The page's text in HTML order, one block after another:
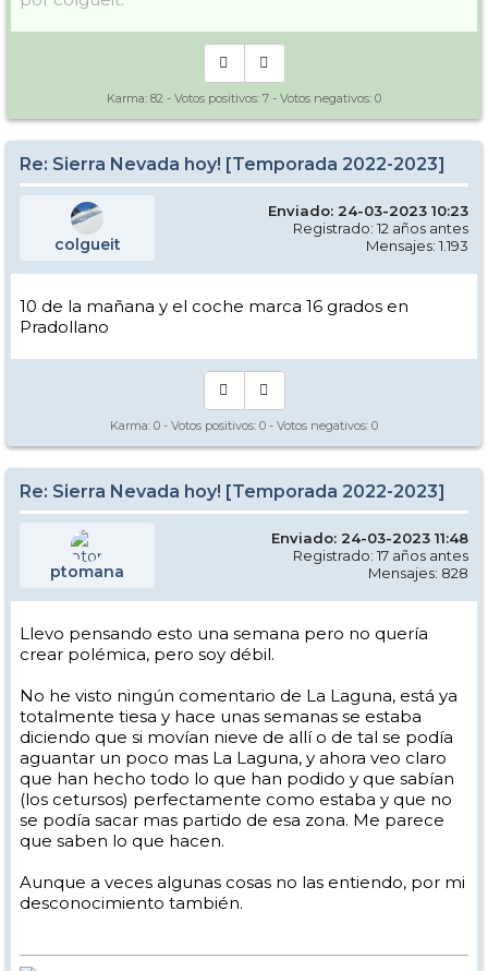
Karma: 82 - Votos positivos: 7 - Votos negativos: 0
Re: Sierra Nevada hoy! [Temporada 2022-2023]
colgueit
Enviado: 24-03-2023 10:23
Registrado: 12 años antes
Mensajes: 1.193
10 de la mañana y el coche marca 16 grados en
Pradollano
Karma: 0 - Votos positivos: 0 - Votos negativos: 0
Re: Sierra Nevada hoy! [Temporada 2022-2023]
ptomana
Enviado: 24-03-2023 11:48
Registrado: 17 años antes
Mensajes: 828
Llevo pensando esto una semana pero no quería
crear polémica, pero soy débil.
No he visto ningún comentario de La Laguna, está ya
totalmente tiesa y hace unas semanas se estaba
diciendo que si movían nieve de allí o de tal se podía
aguantar un poco mas La Laguna, y ahora veo claro
que han hecho todo lo que han podido y que sabían
(los cetursos) perfectamente como estaba y que no
se podía sacar mas partido de esa zona. Me parece
que saben lo que hacen.
Aunque a veces algunas cosas no las entiendo, por mi
desconocimiento también.